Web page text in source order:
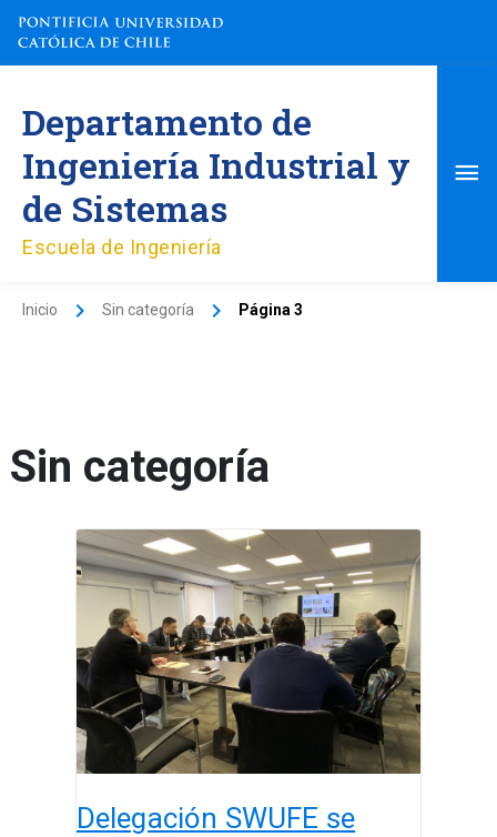
contenido
Departamento de
Ingeniería Industrial y
de Sistemas
Escuela de Ingeniería
Inicio Sin categoría Página 3
Sin categoría
Delegación SWUFE se
Delegación
SWUFE
reúne
con
académicos
del
DIIS